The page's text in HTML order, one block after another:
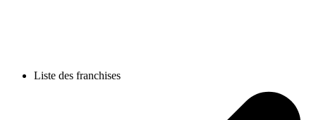
Liste des franchises